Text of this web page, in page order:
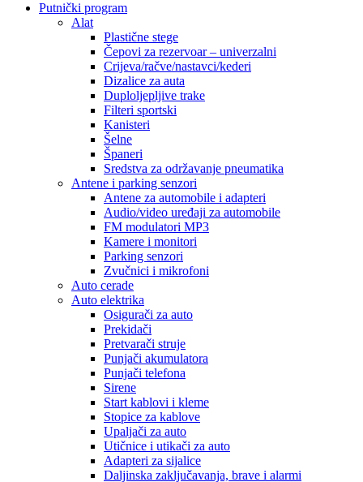
Putnički program
Alat
Plastične stege
Čepovi za rezervoar – univerzalni
Crijeva/račve/nastavci/kederi
Dizalice za auta
Duploljepljive trake
Filteri sportski
Kanisteri
Šelne
Španeri
Sredstva za održavanje pneumatika
Antene i parking senzori
Antene za automobile i adapteri
Audio/video uređaji za automobile
FM modulatori MP3
Kamere i monitori
Parking senzori
Zvučnici i mikrofoni
Auto cerade
Auto elektrika
Osigurači za auto
Prekidači
Pretvarači struje
Punjači akumulatora
Punjači telefona
Sirene
Start kablovi i kleme
Stopice za kablove
Upaljači za auto
Utičnice i utikači za auto
Adapteri za sijalice
Daljinska zaključavanja, brave i alarmi